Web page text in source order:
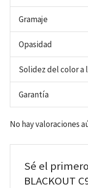
Gramaje
Opasidad
Solidez del color a
Garantía
No hay valoraciones
Sé el
BLACKOUT